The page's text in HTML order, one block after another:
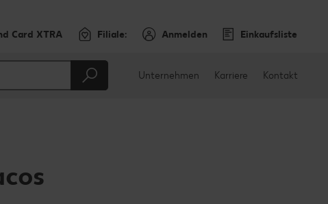
Card XTRA Filiale: Anmelden Einkaufsliste
Unternehmen Karriere Kontakt